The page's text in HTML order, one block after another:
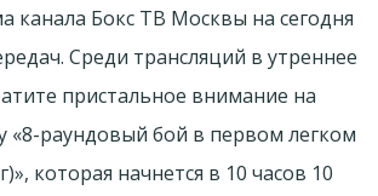
канала Бокс ТВ Москвы на сегодня
Среди трансляций в утреннее
пристальное внимание на
«8-раундовый бой в первом легком
которая начнется в 10 часов 10